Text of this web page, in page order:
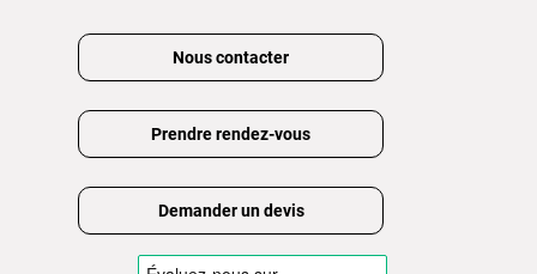
Nous contacter
Prendre rendez-vous
Demander un devis